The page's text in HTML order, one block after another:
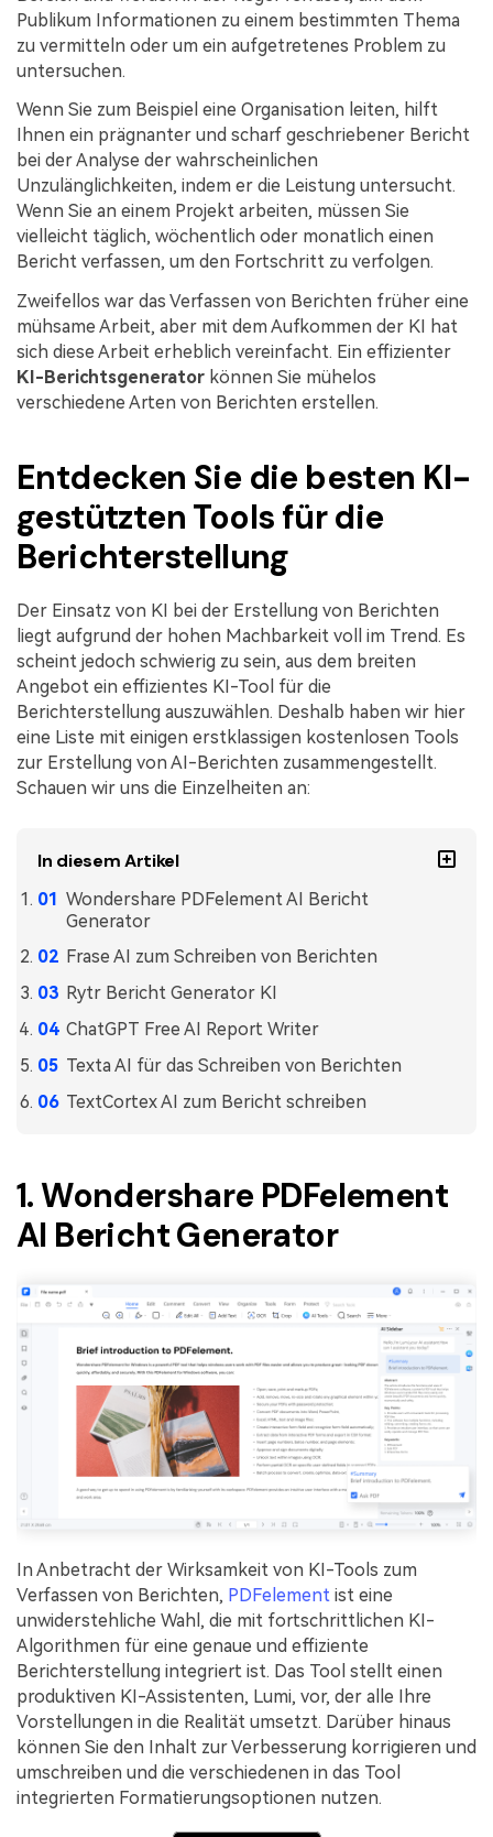
PDF OCR
PDF-Daten extrahieren
eSign PDFs rechtmäßig Neu
Branchen
Bildung
IT-Dienstleistung
Rechtliches
Gesundheitswesen
Finanzen
Veröffentlichung
Freiberufler
Kontakt zum Support
Was ist NEU
Benutzerhandbuch
PDFelement für Windows
PDFelement für Mac
PDFelement für iOS
PDFelement für Android
Mehr erfahren
Bewertungen
Sehen Sie, was unsere Nutzer sagen.
PDF-Wissen
PDF-bezogene Informationen, die Sie benötigen.
Download-Zentrum
Publikum Informationen zu einem bestimmten Thema
zu vermitteln oder um ein aufgetretenes Problem zu
untersuchen.
Wenn Sie zum Beispiel eine Organisation leiten, hilft
Ihnen ein prägnanter und scharf geschriebener Bericht
bei der Analyse der wahrscheinlichen
Unzulänglichkeiten, indem er die Leistung untersucht.
Wenn Sie an einem Projekt arbeiten, müssen Sie
vielleicht täglich, wöchentlich oder monatlich einen
Bericht verfassen, um den Fortschritt zu verfolgen.
Zweifellos war das Verfassen von Berichten früher eine
mühsame Arbeit, aber mit dem Aufkommen der KI hat
sich diese Arbeit erheblich vereinfacht. Ein effizienter
KI-Berichtsgenerator können Sie mühelos
verschiedene Arten von Berichten erstellen.
Entdecken Sie die besten KI-
gestützten Tools für die
Berichterstellung
Der Einsatz von KI bei der Erstellung von Berichten
liegt aufgrund der hohen Machbarkeit voll im Trend. Es
scheint jedoch schwierig zu sein, aus dem breiten
Angebot ein effizientes KI-Tool für die
Berichterstellung auszuwählen. Deshalb haben wir hier
eine Liste mit einigen erstklassigen kostenlosen Tools
zur Erstellung von AI-Berichten zusammengestellt.
Schauen wir uns die Einzelheiten an:
In diesem Artikel
Wondershare PDFelement AI Bericht
Generator
Frase AI zum Schreiben von Berichten
Rytr Bericht Generator KI
ChatGPT Free AI Report Writer
Texta AI für das Schreiben von Berichten
TextCortex AI zum Bericht schreiben
1. Wondershare PDFelement
AI Bericht Generator
In Anbetracht der Wirksamkeit von KI-Tools zum
Verfassen von Berichten, PDFelement ist eine
unwiderstehliche Wahl, die mit fortschrittlichen KI-
Algorithmen für eine genaue und effiziente
Berichterstellung integriert ist. Das Tool stellt einen
produktiven KI-Assistenten, Lumi, vor, der alle Ihre
Vorstellungen in die Realität umsetzt. Darüber hinaus
können Sie den Inhalt zur Verbesserung korrigieren und
umschreiben und die verschiedenen in das Tool
integrierten Formatierungsoptionen nutzen.